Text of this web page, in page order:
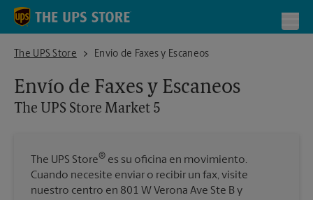
Skip to content
Return to Nav
The UPS Store
The UPS Store Market 5Envío de Faxes y Escaneos
Envío de Faxes y Escaneos
The UPS Store Market 5
The UPS Store® es su oficina en movimiento.
Cuando necesite enviar o recibir un fax, visite
nuestro centro en 801 W Verona Ave Ste B y